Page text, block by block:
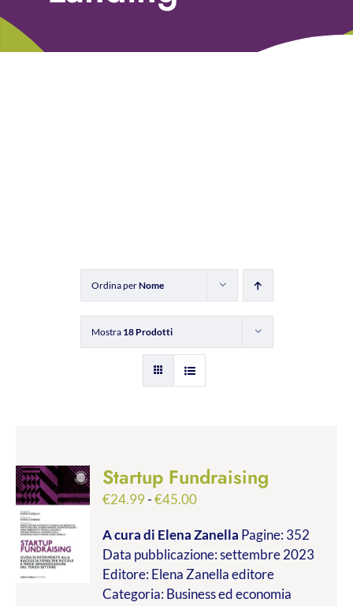
Fundraising Academy
Ordina perNome
Mostra 18 Prodotti
Startup Fundraising
€24.99-€45.00Fascia
prezzo:
da
€24.99
a
A cura di Elena Zanella Pagine: 352
Data pubblicazione: settembre 2023
Editore: Elena Zanella editore
Categoria: Business ed economia